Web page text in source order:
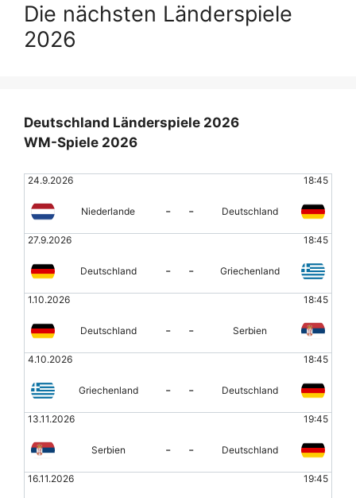
Die nächsten Länderspiele
2026
Deutschland Länderspiele 2026
WM-Spiele 2026
24.9.2026 18:45
Niederlande - - Deutschland
27.9.2026 18:45
Deutschland - - Griechenland
1.10.2026 18:45
Deutschland - - Serbien
4.10.2026 18:45
Griechenland - - Deutschland
13.11.2026 19:45
Serbien - - Deutschland
16.11.2026 19:45